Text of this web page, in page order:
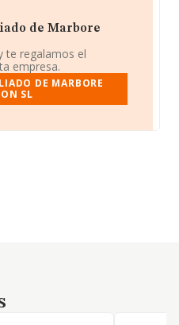
de Marbore
te regalamos el
empresa.
DE MARBORE
SL